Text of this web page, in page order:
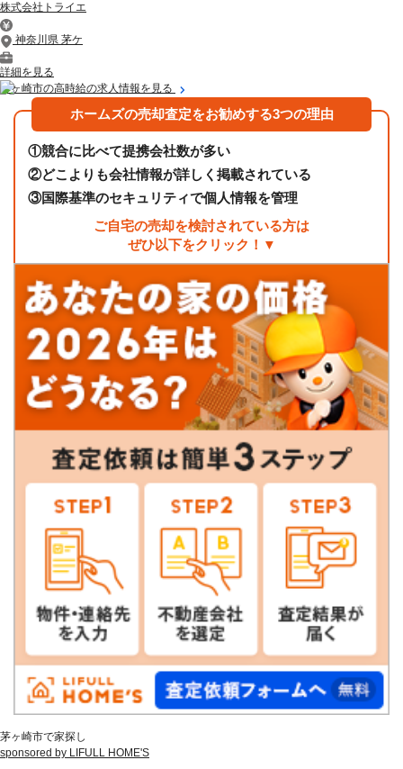
株式会社トライエ
神奈川県 茅ケ
詳細を見る
茅ヶ崎市の高時給の求人情報を見る
ホームズの売却査定をお勧めする3つの理由
①競合に比べて提携会社数が多い
②どこよりも会社情報が詳しく掲載されている
③国際基準のセキュリティで個人情報を管理
ご自宅の売却を検討されている方は
ぜひ以下をクリック！▼
茅ヶ崎市で家探し
sponsored by LIFULL HOME'S